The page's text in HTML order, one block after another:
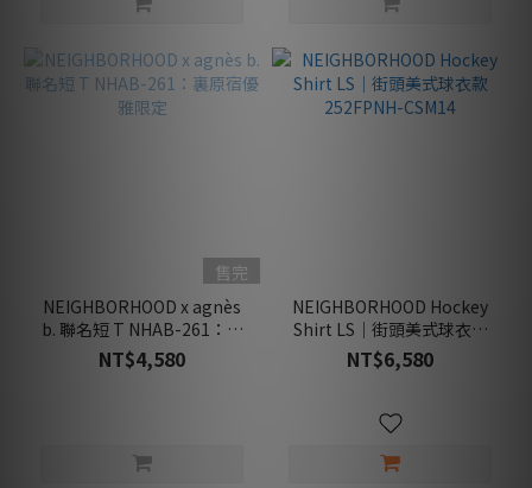
售完
NEIGHBORHOOD x agnès
b. 聯名短 T NHAB-261：裏
原宿優雅限定
NT$4,580
NEIGHBORHOOD Hockey
Shirt LS｜街頭美式球衣款
252FPNH-CSM14
NT$6,580